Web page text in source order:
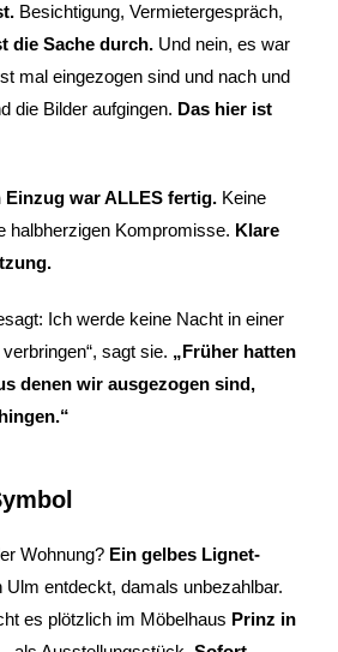
Besichtigung, Vermietergespräch,
die Sache durch. Und nein, es war
mal eingezogen sind und nach und
die Bilder aufgingen. Das hier ist
Einzug war ALLES fertig. Keine
halbherzigen Kompromisse. Klare
Ich werde keine Nacht in einer
sagt sie. „Früher hatten
denen wir ausgezogen sind,
Wohnung? Ein gelbes Lignet-
Ulm entdeckt, damals unbezahlbar.
es plötzlich im Möbelhaus Prinz in